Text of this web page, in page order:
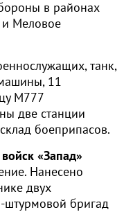
в районах
и Меловое
танк,
11
М777
две станции
боеприпасов.
«Запад»
Нанесено
двух
штурмовой бригад